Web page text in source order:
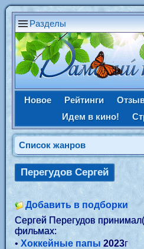
Разделы
Новое Рейтинги
Идем в кино!
Список жанров
Перегудов Сергей
Добавить в подборки
Сергей Перегудов
фильмах:
•Хоккейные папы 2023г